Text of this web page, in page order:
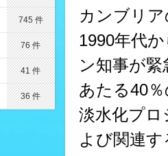
カンブリ
1990年代
ン知事が
あたる40
淡水化プ
よび関連
745 件
76 件
41 件
36 件